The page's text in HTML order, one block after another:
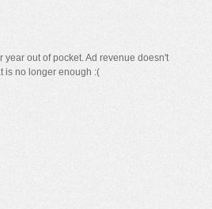
out of pocket. Ad revenue doesn't
is no longer enough :(